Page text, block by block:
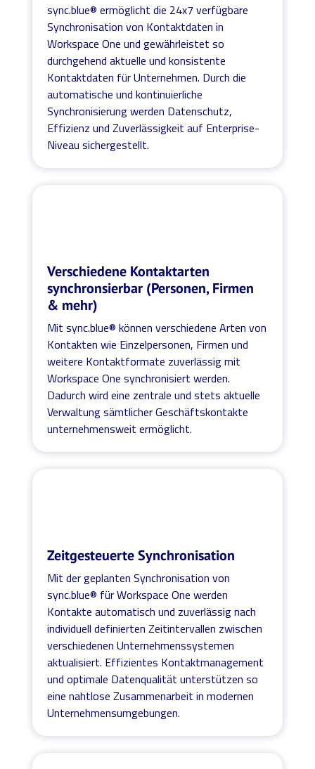
sync.blue® ermöglicht die 24x7 verfügbare
Synchronisation von Kontaktdaten in
Workspace One und gewährleistet so
durchgehend aktuelle und konsistente
Kontaktdaten für Unternehmen. Durch die
automatische und kontinuierliche
Synchronisierung werden Datenschutz,
Effizienz und Zuverlässigkeit auf Enterprise-
Niveau sichergestellt.
Verschiedene Kontaktarten
synchronsierbar (Personen, Firmen
& mehr)
Mit sync.blue® können verschiedene Arten von
Kontakten wie Einzelpersonen, Firmen und
weitere Kontaktformate zuverlässig mit
Workspace One synchronisiert werden.
Dadurch wird eine zentrale und stets aktuelle
Verwaltung sämtlicher Geschäftskontakte
unternehmensweit ermöglicht.
Zeitgesteuerte Synchronisation
Mit der geplanten Synchronisation von
sync.blue® für Workspace One werden
Kontakte automatisch und zuverlässig nach
individuell definierten Zeitintervallen zwischen
verschiedenen Unternehmenssystemen
aktualisiert. Effizientes Kontaktmanagement
und optimale Datenqualität unterstützen so
eine nahtlose Zusammenarbeit in modernen
Unternehmensumgebungen.